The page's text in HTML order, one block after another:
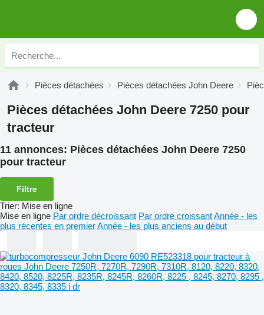
Pièces détachées Pièces détachées John Deere
Pièces détachées John Deere 7250 pour
tracteur
11 annonces: Pièces détachées John Deere 7250
pour tracteur
Filtre
Trier: Mise en ligne
Mise en ligne Par ordre décroissant Par ordre croissantAnnée - les
plus récentes en premierAnnée - les plus anciens au début